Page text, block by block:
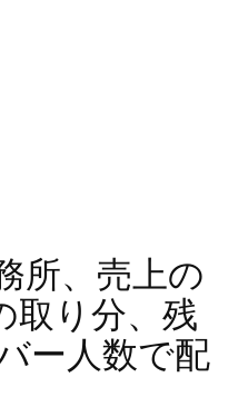
所、売上の
取り分、残
ー人数で配